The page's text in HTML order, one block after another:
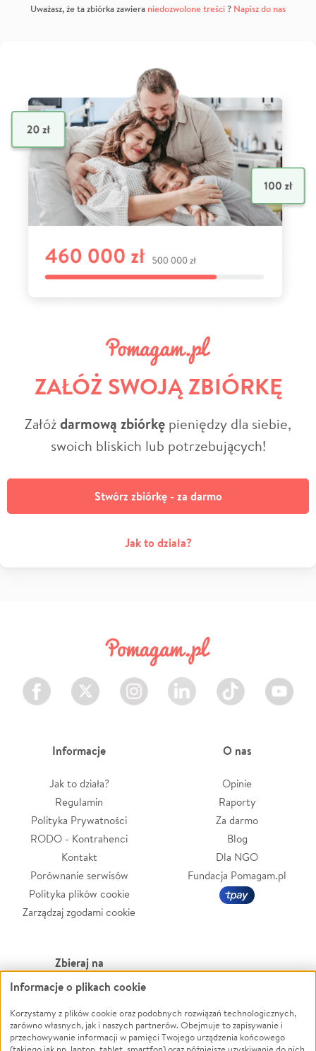
Uważasz, że ta zbiórka zawiera niedozwolone treści? Napisz do nas
ZAŁÓŻ SWOJĄ ZBIÓRKĘ
Załóżdarmową zbiórkę pieniędzy dla siebie,
swoich bliskich lub potrzebujących!
Stwórz zbiórkę - za darmo
Jak to działa?
Facebook Twitter Instagram LinkedIn TikTok Youtube
Informacje
Jak to działa?
Regulamin
Polityka Prywatności
RODO - Kontrahenci
Kontakt
Porównanie serwisów
Polityka plików cookie
Zarządzaj zgodami cookie
O nas
Opinie
Raporty
Za darmo
Blog
Dla NGO
Fundacja Pomagam.pl
Zbieraj na
Leczenie
Zwierzęta
Pożar
Powódź
Wichura
Informacje o plikach cookie
Korzystamy z plików cookie oraz podobnych rozwiązań technologicznych,
zarówno własnych, jak i naszych partnerów. Obejmuje to zapisywanie i
przechowywanie informacji w pamięci Twojego urządzenia końcowego